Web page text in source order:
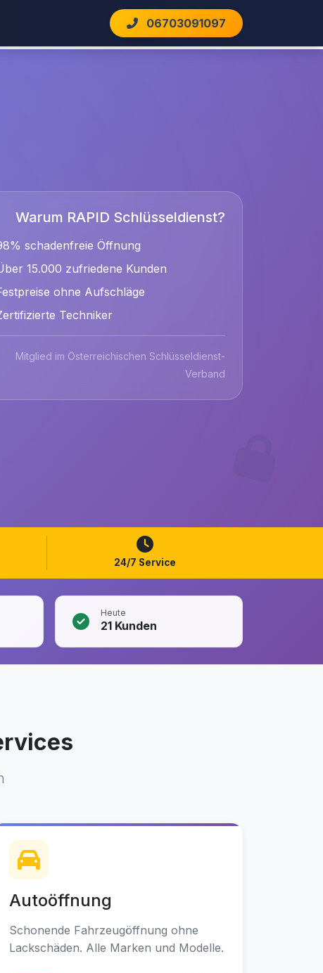
06703091097
Warum RAPID Schlüsseldienst?
schadenfreie Öffnung
15.000 zufriedene Kunden
ohne Aufschläge
Techniker
Mitglied im Österreichischen Schlüsseldienst-
Verband
24/7 Service
Heute
21 Kunden
Autoöffnung
Schonende Fahrzeugöffnung ohne
Lackschäden. Alle Marken und Modelle.